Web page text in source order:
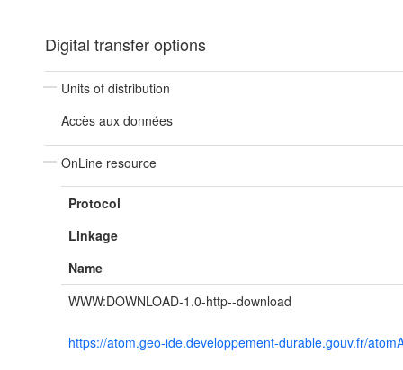
Digital transfer options
Units of distribution
Accès aux données
OnLine resource
Protocol
Linkage
Name
WWW:DOWNLOAD-1.0-http--download
https://atom.geo-ide.developpement-durable.gouv.fr/